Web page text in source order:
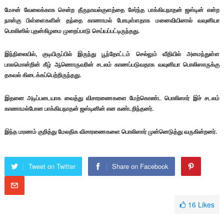
மேசன் வேலைக்காக சென்ற தீருநாவல்குளத்தை சேர்ந்த பாக்கியநாதன் ஜஸ்டின் என்ற
நான்கு பிள்ளைகளின் தந்தை காணாமல் போயுள்ளதாக மனைவியினால் வவுனியா
பொலிஸில் புதன்கிழமை முறைப்பாடு செய்யப்பட்டிருந்தது.
இந்நிலையில், குடியிருப்பில் இருந்து பூந்தோட்டம் செல்லும் வீதியில் அமைந்துள்ள
பாலமொன்றின் கீழ் ஆணொருவரின் சடலம் காணப்படுவதாக வவுனியா பொலிஸாருக்கு
தகவல் கிடைக்கப்பெற்றிருந்தது.
இதனை அடிப்படையாக வைத்து விசாரணைகளை மேற்கொண்ட பொலிஸார் இச் சடலம்
காணாமல்போன பாக்கியநாதன் ஜஸ்டினின் என கண்டறிந்தனர்.
இந்த மரணம் குறித்து மேலதிக விசாரணைகளை பொலிஸார் முன்னெடுத்து வருகின்றனர்.
Tweet on Twitter Share on Facebook
16 Likes